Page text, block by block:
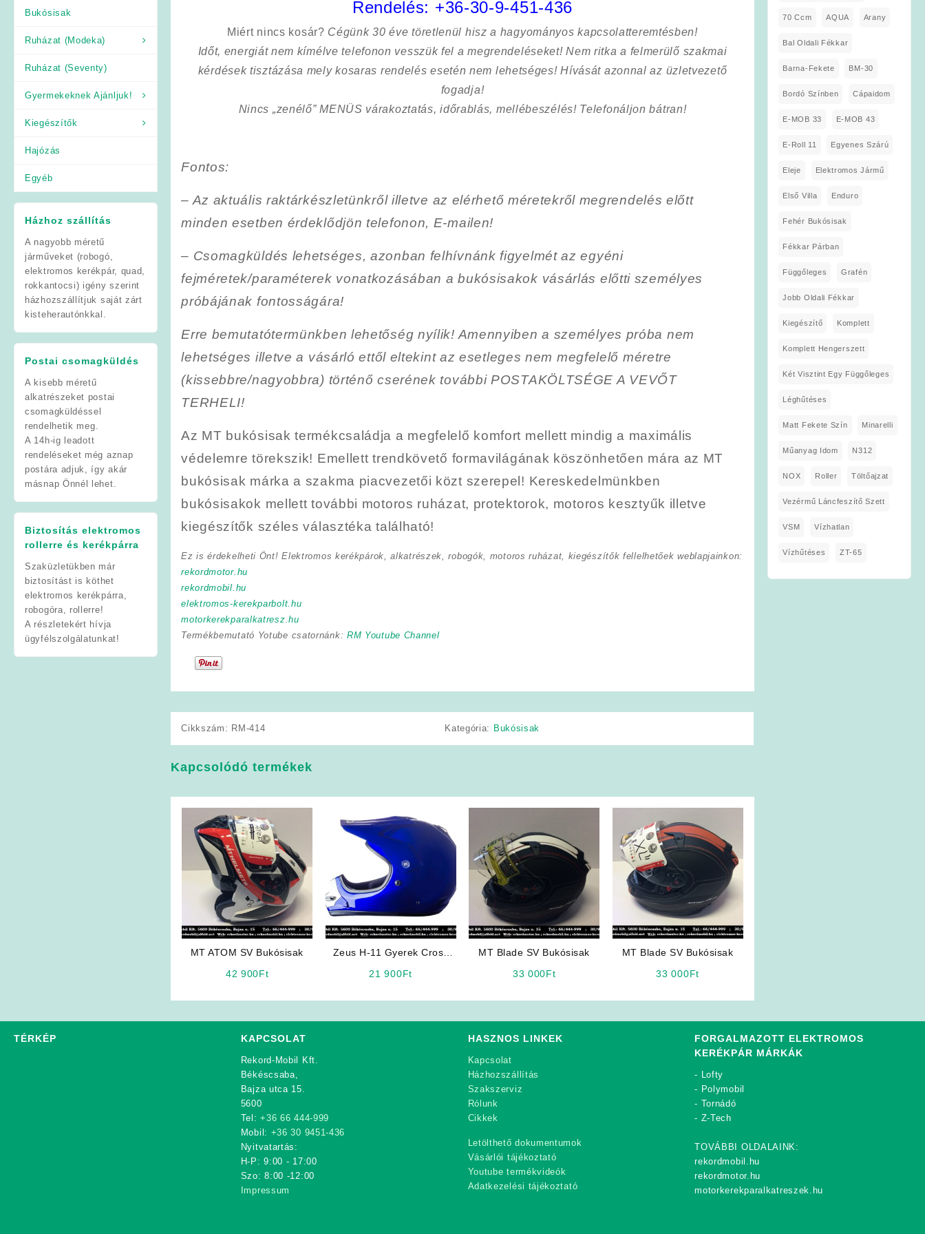
Bukósisak
Ruházat (Modeka)
Ruházat (Seventy)
Gyermekeknek Ajánljuk!
Kiegészítők
Hajózás
Egyéb
Házhoz szállítás
A nagyobb méretű
járműveket (robogó,
elektromos kerékpár, quad,
rokkantocsi) igény szerint
házhozszállítjuk saját zárt
kisteherautónkkal.
Postai csomagküldés
A kisebb méretű
alkatrészeket postai
csomagküldéssel
rendelhetik meg.
A 14h-ig leadott
rendeléseket még aznap
postára adjuk, így akár
másnap Önnél lehet.
Biztosítás elektromos
rollerre és kerékpárra
Szaküzletükben már
biztosítást is köthet
elektromos kerékpárra,
robogóra, rollerre!
A részletekért hívja
ügyfélszolgálatunkat!
Rendelés: +36-30-9-451-436
Miért nincs kosár? Cégünk 30 éve töretlenül hisz a hagyományos kapcsolatteremtésben!
Időt, energiát nem kímélvetelefonon vesszük fel a megrendeléseket! Nem ritka a felmerülő szakmai
kérdések tisztázása mely kosaras rendelés esetén nem lehetséges! Hívását azonnal az üzletvezető
fogadja!
Nincs „zenélő” MENÜS várakoztatás, időrablás, mellébeszélés! Telefonáljon bátran!
Fontos:
– Az aktuális raktárkészletünkről illetve az elérhető méretekről megrendelés előtt
minden esetben érdeklődjön telefonon, E-mailen!
– Csomagküldés lehetséges, azonban felhívnánk figyelmétaz egyéni
fejméretek/paraméterek vonatkozásában a bukósisakok vásárlás előtti személyes
próbájának fontosságára!
Erre bemutatótermünkben lehetőség nyílik! Amennyiben a személyes próba nem
lehetséges illetve a vásárló ettől eltekint az esetleges nem megfelelő méretre
(kissebbre/nagyobbra) történő cserének további POSTAKÖLTSÉGE A VEVŐT
TERHELI!
Az MT bukósisak termékcsaládja a megfelelő komfort mellett mindig a maximális
védelemre törekszik! Emellett trendkövető formavilágának köszönhetően mára az MT
bukósisak márka a szakma piacvezetői közt szerepel! Kereskedelmünkben
bukósisakok mellett további motoros ruházat, protektorok, motoros kesztyűk illetve
kiegészítők széles választéka található!
Ez is érdekelheti Önt! Elektromos kerékpárok, alkatrészek, robogók, motoros ruházat, kiegészítők fellelhetőek weblapjainkon:
rekordmotor.hu
rekordmobil.hu
elektromos-kerekparbolt.hu
motorkerekparalkatresz.hu
Termékbemutató Yotube csatornánk: RM Youtube Channel
Cikkszám: RM-414 Kategória: Bukósisak
Kapcsolódó termékek
MT ATOM SV Bukósisak
42 900Ft
Zeus H-11 Gyerek Cross
21 900Ft
MT Blade SV Bukósisak
33 000Ft
MT Blade SV Bukósisak
33 000Ft
70 Ccm AQUA Arany
Bal Oldali Fékkar
Barna-Fekete BM-30
Bordó Színben Cápaidom
E-MOB 33 E-MOB 43
E-Roll 11 Egyenes Szárú
Eleje Elektromos Jármű
Első Villa Enduro
Fehér Bukósisak
Fékkar Párban
Függőleges Grafén
Jobb Oldali Fékkar
Kiegészítő Komplett
Komplett Hengerszett
Két Visztint Egy Függőleges
Léghűtéses
Matt Fekete Szín Minarelli
Műanyag Idom N312
NOX Roller Töltőajzat
Vezérmű Láncfeszítő Szett
VSM Vízhatlan
Vízhűtéses ZT-65
TÉRKÉP KAPCSOLAT
Rekord-Mobil Kft.
Békéscsaba,
Bajza utca 15.
5600
Tel:+36 66 444-999
Mobil: +36 30 9451-436
Nyitvatartás:
H-P: 9:00 - 17:00
Szo: 8:00 -12:00
Impressum
HASZNOS LINKEK
Kapcsolat
Házhozszállítás
Szakszerviz
Rólunk
Cikkek
Letölthető dokumentumok
Vásárlói tájékoztató
Youtube termékvideók
Adatkezelési tájékoztató
FORGALMAZOTT ELEKTROMOS
KERÉKPÁR MÁRKÁK
- Lofty
- Polymobil
- Tornádó
- Z-Tech
TOVÁBBI OLDALAINK:
rekordmobil.hu
rekordmotor.hu
motorkerekparalkatreszek.hu